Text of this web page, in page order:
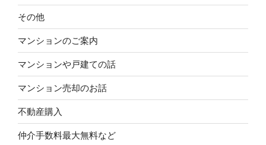
その他
マンションのご案内
マンションや戸建ての話
マンション売却のお話
不動産購入
仲介手数料最大無料など